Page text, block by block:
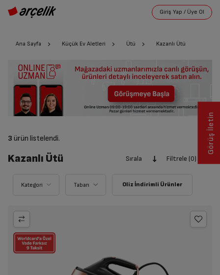
Ana Sayfa Küçük Ev Aletleri Ütü Kazanlı Ütü
3 ürün listelendi.
Kazanlı Ütü Sırala Filtrele (0)
Taban
Kategori
Görüş İletin